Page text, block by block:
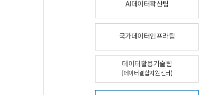
AI데이터확산팀
국가데이터인프라팀
데이터활용기술팀
(데이터결합지원센터)